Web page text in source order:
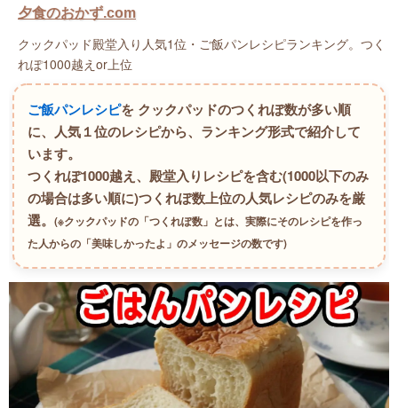
夕食のおかず.com
クックパッド殿堂入り人気1位・ご飯パンレシピランキング。つく
れぽ1000越えor上位
ご飯パンレシピを クックパッドのつくれぽ数が多い順
に、人気１位のレシピから、ランキング形式で紹介して
います。
つくれぽ1000越え、殿堂入りレシピを含む(1000以下のみ
の場合は多い順に)つくれぽ数上位の人気レシピのみを厳
選。(※クックパッドの「つくれぽ数」とは、実際にそのレシピを作っ
た人からの「美味しかったよ」のメッセージの数です)